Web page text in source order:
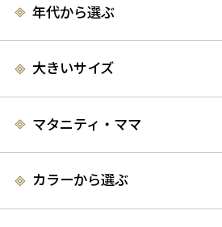
年代から選ぶ
大きいサイズ
マタニティ・ママ
カラーから選ぶ